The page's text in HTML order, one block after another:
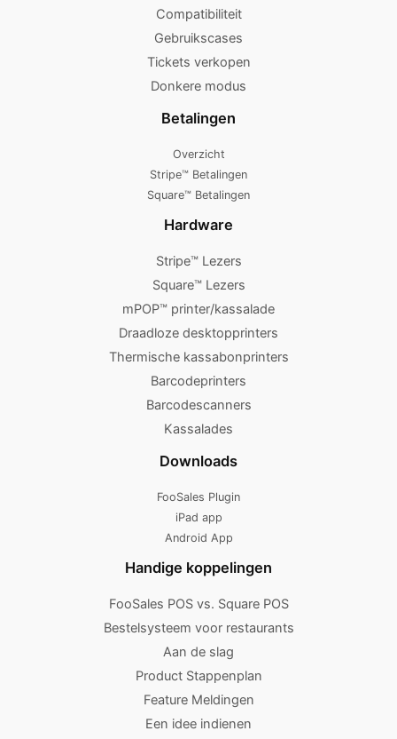
Compatibiliteit
Gebruikscases
Tickets verkopen
Donkere modus
Betalingen
Overzicht
Stripe™ Betalingen
Square™ Betalingen
Hardware
Stripe™ Lezers
Square™ Lezers
mPOP™ printer/kassalade
Draadloze desktopprinters
Thermische kassabonprinters
Barcodeprinters
Barcodescanners
Kassalades
Downloads
FooSales Plugin
iPad app
Android App
Handige koppelingen
FooSales POS vs. Square POS
Bestelsysteem voor restaurants
Aan de slag
Product Stappenplan
Feature Meldingen
Een idee indienen